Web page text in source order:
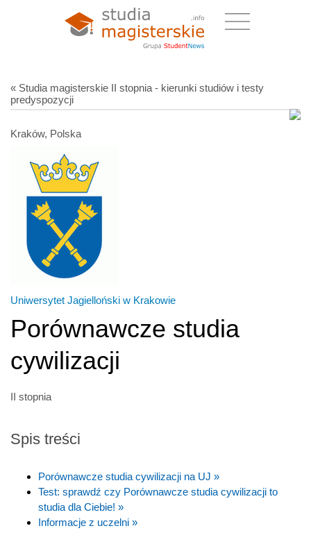
« Studia magisterskie II stopnia - kierunki studiów i testy
predyspozycji
Kraków, Polska
Uniwersytet Jagielloński w Krakowie
Porównawcze studia
cywilizacji
II stopnia
Spis treści
Porównawcze studia cywilizacji na UJ »
Test: sprawdź czy Porównawcze studia cywilizacji to
studia dla Ciebie! »
Informacje z uczelni »